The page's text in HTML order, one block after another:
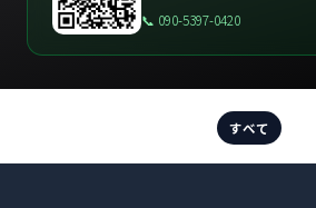
📞 090-5397-0420
すべて